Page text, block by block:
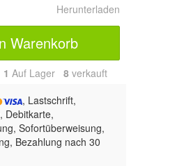
Herunterladen
Warenkorb
1 Auf Lager 8 verkauft
, Lastschrift,
Debitkarte,
Sofortüberweisung,
Bezahlung nach 30